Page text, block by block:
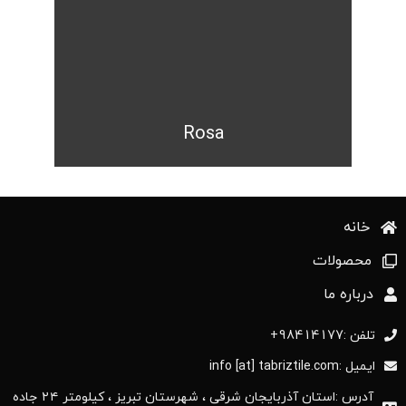
Rosa
خانه
محصولات
درباره ما
تلفن :98414177+
ایمیل :info [at] tabriztile.com
آدرس :استان آذربایجان ‌شرقی ، شهرستان تبریز ، کیلومتر ۲۴ جاده